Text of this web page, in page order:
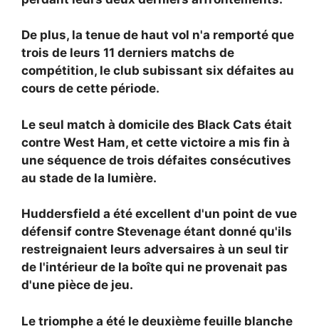
De plus, la tenue de haut vol n'a remporté que
trois de leurs 11 derniers matchs de
compétition, le club subissant six défaites au
cours de cette période.
Le seul match à domicile des Black Cats était
contre West Ham, et cette victoire a mis fin à
une séquence de trois défaites consécutives
au stade de la lumière.
Huddersfield a été excellent d'un point de vue
défensif contre Stevenage étant donné qu'ils
restreignaient leurs adversaires à un seul tir
de l'intérieur de la boîte qui ne provenait pas
d'une pièce de jeu.
Le triomphe a été le deuxième feuille blanche